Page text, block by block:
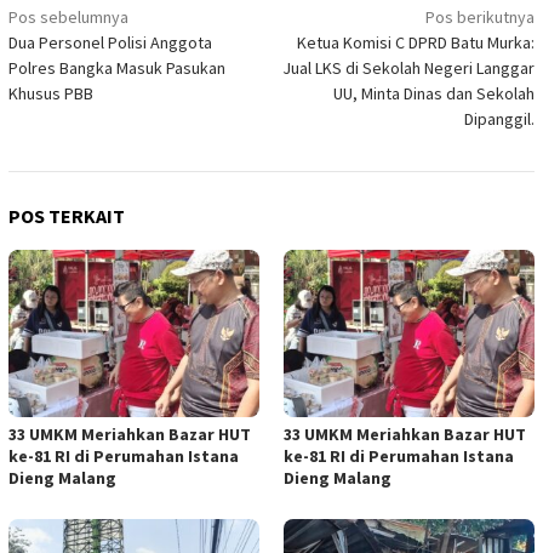
Navigasi
pos
Pos sebelumnya
Dua Personel Polisi Anggota
Polres Bangka Masuk Pasukan
Khusus PBB
Pos berikutnya
Ketua Komisi C DPRD Batu Murka:
Jual LKS di Sekolah Negeri Langgar
UU, Minta Dinas dan Sekolah
Dipanggil.
POS TERKAIT
33 UMKM Meriahkan Bazar HUT
ke-81 RI di Perumahan Istana
Dieng Malang
33 UMKM Meriahkan Bazar HUT
ke-81 RI di Perumahan Istana
Dieng Malang